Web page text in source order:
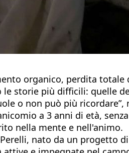
organico, perdita
storie più difficili: quelle
o non può più ricordare”,
a 3 anni di età,
nella mente e nell'animo.
nato da un progetto di